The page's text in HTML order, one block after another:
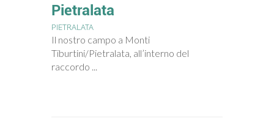
Pietralata
PIETRALATA
Il nostro campo a Monti
Tiburtini/Pietralata, all’interno del
raccordo ...